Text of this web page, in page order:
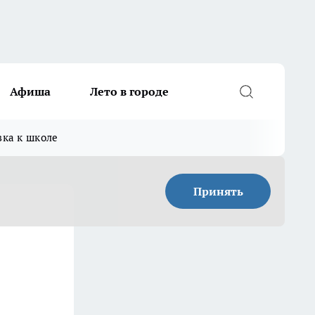
Афиша Лето в городе
к школе
Принять